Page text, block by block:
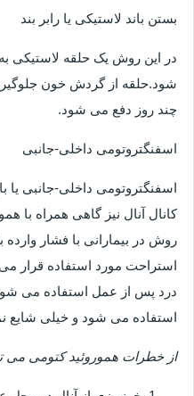
بستن باند لاستیکی یا رابر بند
در این روش یک حلقه لاستیکی به
شود.حلقه از گردش خون
چند روز دفع می شود.
اسفنگتروتومی داخلی-جانبی
اسفنگتروتومی داخلی-جانبی یا
کانال آنال نیز گاهی همراه با
روش در بیمارانی با فشار وارده
استراحت مورد استفاده قرار
درد پس از عمل استفاده می
استفاده می شود و خیلی شایع
از خطرات هموروئید کتومی می